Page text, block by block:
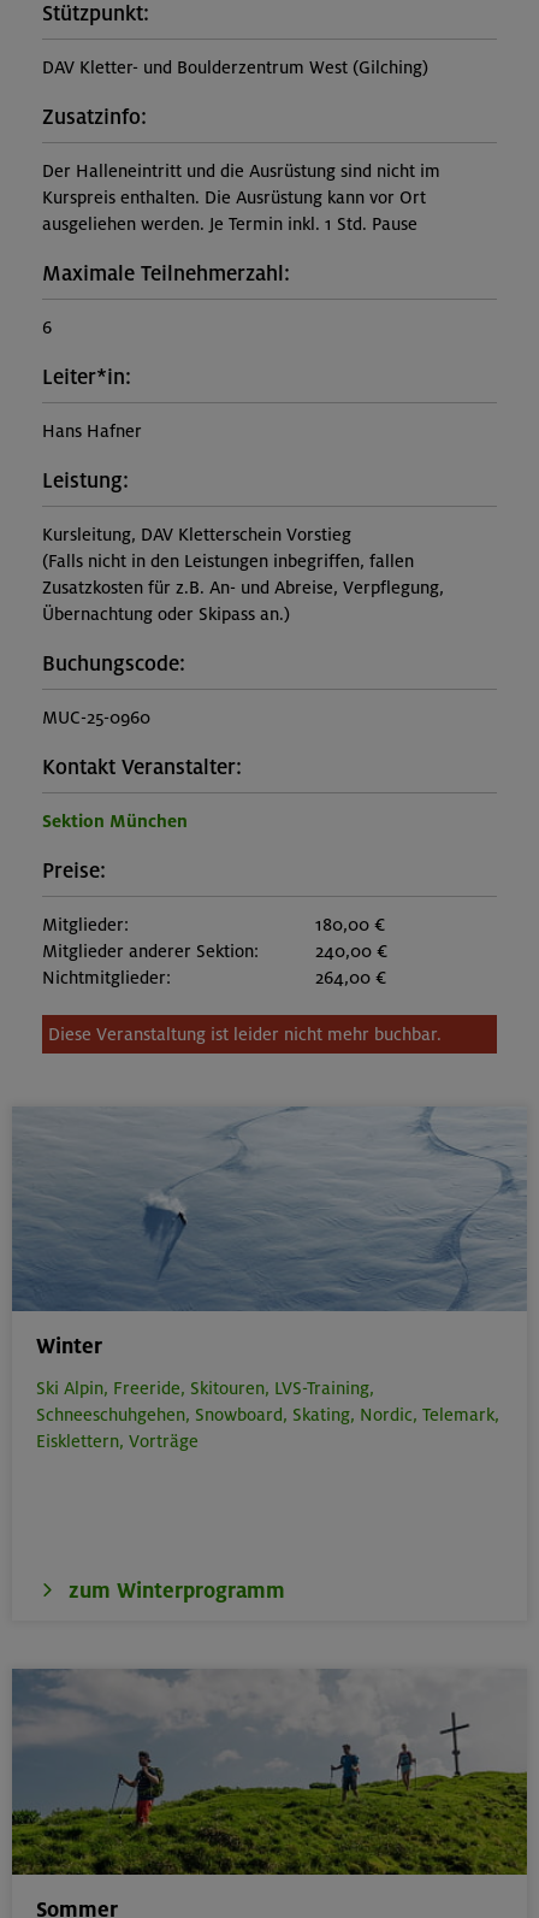
Stützpunkt:
DAV Kletter- und Boulderzentrum West (Gilching)
Zusatzinfo:
Der Halleneintritt und die Ausrüstung sind nicht im
Kurspreis enthalten. Die Ausrüstung kann vor Ort
ausgeliehen werden. Je Termin inkl. 1 Std. Pause
Maximale Teilnehmerzahl:
6
Leiter*in:
Hans Hafner
Leistung:
Kursleitung, DAV Kletterschein Vorstieg
(Falls nicht in den Leistungen inbegriffen, fallen
Zusatzkosten für z.B. An- und Abreise, Verpflegung,
Übernachtung oder Skipass an.)
Buchungscode:
MUC-25-0960
Kontakt Veranstalter:
Sektion München
Preise:
Mitglieder:
180,00 €
Mitglieder anderer Sektion:
240,00 €
Nichtmitglieder:
264,00 €
Diese Veranstaltung ist leider nicht mehr buchbar.
Winter
Ski Alpin, Freeride, Skitouren, LVS-Training,
Schneeschuhgehen, Snowboard, Skating, Nordic, Telemark,
Eisklettern, Vorträge
zum Winterprogramm
Sommer